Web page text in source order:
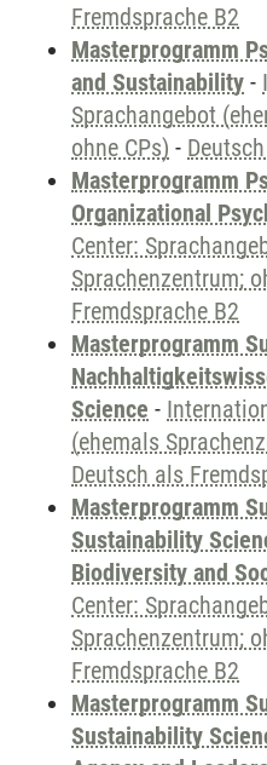
Fremdsprache B2
Masterprogramm
and Sustainability -
Sprachangebot
ohne CPs) -
Masterprogramm
Organizational
Center:
Sprachenzentrum;
Fremdsprache B2
Masterprogramm
Science -
(ehemals
Deutsch als
Masterprogramm
Sustainability
Biodiversity and
Center:
Sprachenzentrum;
Fremdsprache B2
Masterprogramm
Sustainability